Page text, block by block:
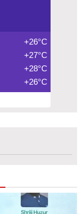
+26°C
+27°C
+28°C
+26°C